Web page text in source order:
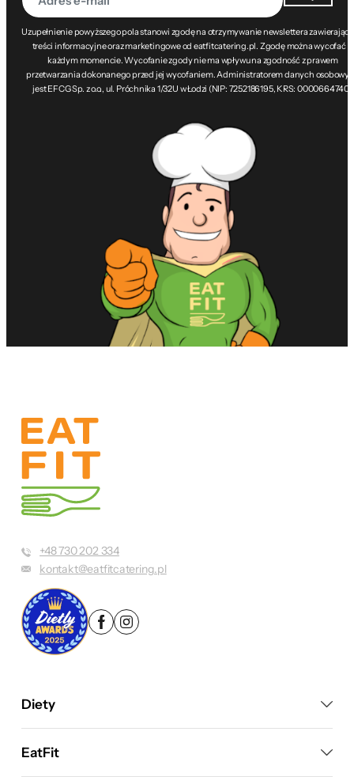
Uzupełnienie powyższego pola stanowi zgodę na otrzymywanie newslettera
treści informacyjne oraz marketingowe od eatfitcatering.pl. Zgodę można wycofać w
każdym momencie. Wycofanie zgody nie ma wpływu na zgodność z prawem
przetwarzania dokonanego przed jej wycofaniem. Administratorem danych
jest EFCG Sp. z o.o., ul. Próchnika 1/32U w Łodzi (NIP: 7252186195, KRS: 0000664740).
+48 730 202 334
kontakt@eatfitcatering.pl
Diety
EatFit